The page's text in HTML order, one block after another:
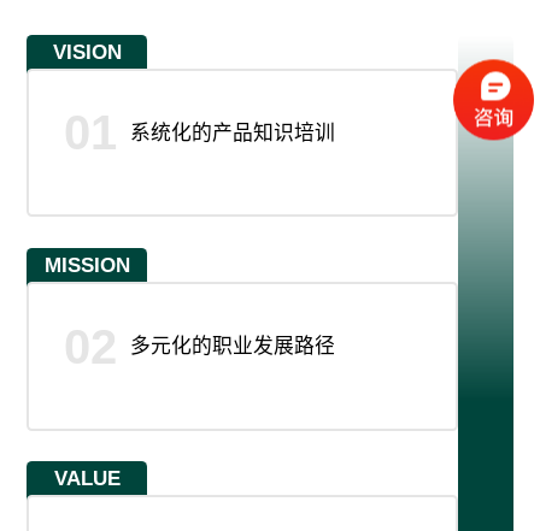
VISION
01 系统化的产品知识培训
MISSION
02 多元化的职业发展路径
VALUE